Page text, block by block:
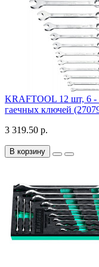
KRAFTOOL 12 шт, 6
гаечных ключей
3 319.50 р.
В корзину